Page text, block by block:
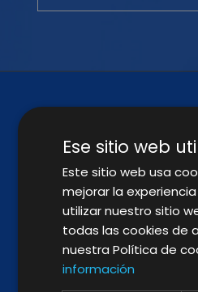
Ese sitio web
Este sitio web usa
mejorar la
utilizar nuestro sitio
todas las cookies de
nuestra Política de
información